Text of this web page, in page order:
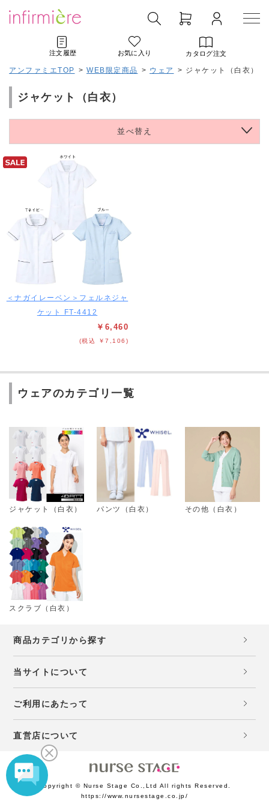
注文履歴 お気に入り カタログ注文
アンファミエTOP > WEB限定商品 > ウェア > ジャケット（白衣）
ジャケット（白衣）
並べ替え
＜ナガイレーベン＞フェルネジャ
ケット FT-4412
￥6,460
(税込 ￥7,106)
ウェアのカテゴリ一覧
ジャケット（白衣） パンツ（白衣） その他（白衣）
スクラブ（白衣）
商品カテゴリから探す
当サイトについて
ご利用にあたって
直営店について
Copyright © Nurse Stage Co.,Ltd All rights Reserved.
https://www.nursestage.co.jp/